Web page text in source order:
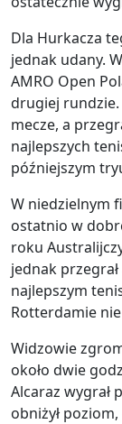
Dla Hurkacza
jednak udany.
AMRO Open
drugiej
mecze, a
najlepszych
późniejszym
W niedzielnym
ostatnio w
roku
jednak
najlepszym
Rotterdamie nie
Widzowie
około dwie
Alcaraz wygrał
obniżył